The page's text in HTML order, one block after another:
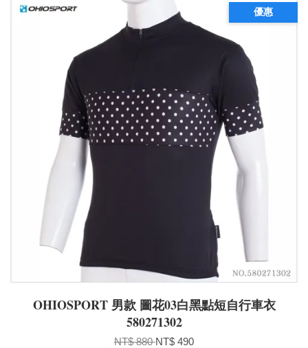
優惠
OHIOSPORT 男款 圖花03白黑點短自行車衣
580271302
NT$ 880NT$ 490